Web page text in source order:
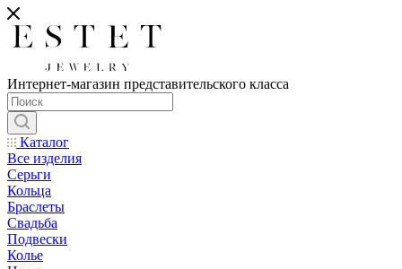
Интернет-магазин представительского класса
Каталог
Все изделия
Серьги
Кольца
Браслеты
Свадьба
Подвески
Колье